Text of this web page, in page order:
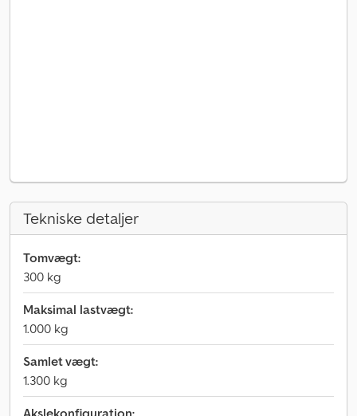
Tekniske detaljer
Tomvægt:
300 kg
Maksimal lastvægt:
1.000 kg
Samlet vægt:
1.300 kg
Akslekonfiguration: